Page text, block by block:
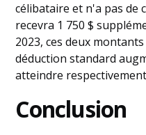
célibataire et n'a pas de
recevra 1 750 $
2023, ces deux
déduction standard
atteindre
Conclusion